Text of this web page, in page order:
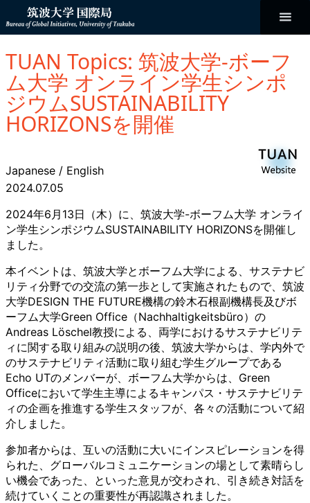
テ
ン
へ
プ
Bureau of
Global
Initiatives
TUAN Topics: 筑波大学-ボーフ
ム大学 オンライン学生シンポ
ジウムSUSTAINABILITY
HORIZONSを開催
Japanese / English
2024.07.05
2024年6月13日（木）に、筑波大学-ボーフム大学 オンライ
ン学生シンポジウムSUSTAINABILITY HORIZONSを開催し
ました。
本イベントは、筑波大学とボーフム大学による、サステナビ
リティ分野での交流の第一歩として実施されたもので、筑波
大学DESIGN THE FUTURE機構の鈴木石根副機構長及びボ
ーフム大学Green Office（Nachhaltigkeitsbüro）の
Andreas Löschel教授による、両学におけるサステナビリテ
ィに関する取り組みの説明の後、筑波大学からは、学内外で
のサステナビリティ活動に取り組む学生グループである
Echo UTのメンバーが、ボーフム大学からは、Green
Officeにおいて学生主導によるキャンパス・サステナビリテ
ィの企画を推進する学生スタッフが、各々の活動について紹
介しました。
参加者からは、互いの活動に大いにインスピレーションを得
られた、グローバルコミュニケーションの場として素晴らし
い機会であった、といった意見が交わされ、引き続き対話を
続けていくことの重要性が再認識されました。